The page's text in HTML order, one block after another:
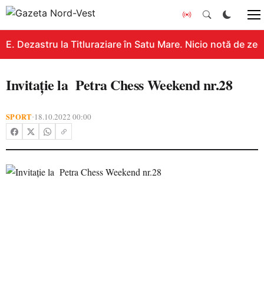
Dezastru la Titluraziare în Satu Mare. Nicio notă de
Invitație la Petra Chess Weekend nr.28
SPORT•18.10.2022 00:00